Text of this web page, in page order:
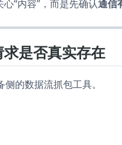
“内容”，而是先确认通信
是否真实存在
的数据流抓包工具。